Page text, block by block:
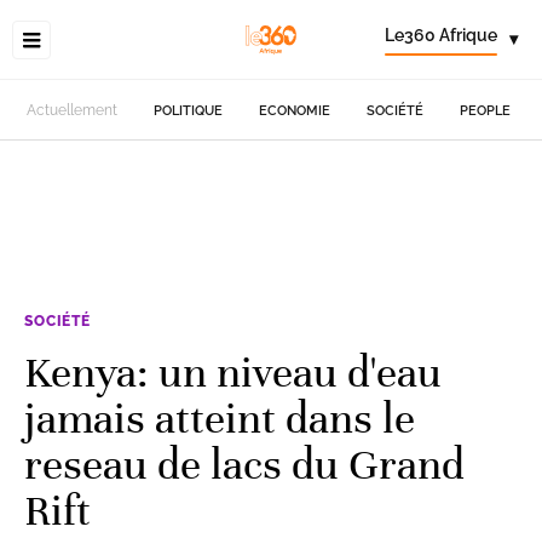
Le360 Afrique ▾
Actuellement POLITIQUE ECONOMIE SOCIÉTÉ PEOPLE
SOCIÉTÉ
Kenya: un niveau d'eau
jamais atteint dans le
reseau de lacs du Grand
Rift